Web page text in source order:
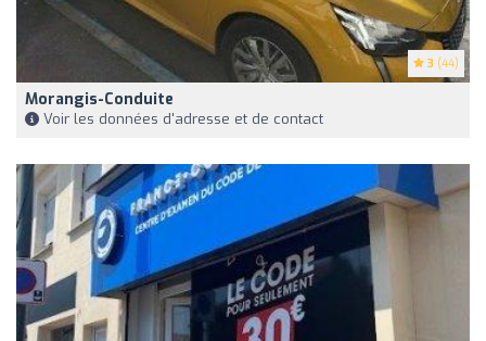
3 (44)
Morangis-Conduite
Voir les données d'adresse et de contact